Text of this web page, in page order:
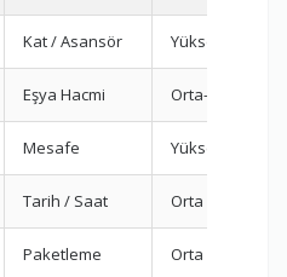
Kat / Asansör Yüksek
Eşya Hacmi Orta-Yüksek
Mesafe Yüksek
Tarih / Saat Orta
Paketleme Orta